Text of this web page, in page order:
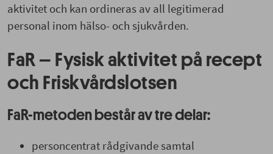
aktivitet och kan ordineras av all legitimerad
personal inom hälso- och sjukvården.
FaR – Fysisk aktivitet på recept
och Friskvårdslotsen
FaR-metoden består av tre delar:
personcentrat rådgivande samtal